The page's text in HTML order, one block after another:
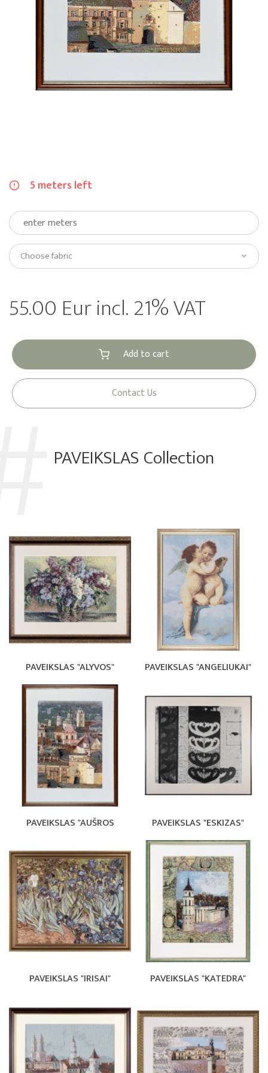
5 meters left
Choose fabric
55.00 Eur incl. 21% VAT
Add to cart
Contact Us
PAVEIKSLAS Collection
PAVEIKSLAS "ALYVOS" PAVEIKSLAS "ANGELIUKAI"
PAVEIKSLAS "AUŠROS PAVEIKSLAS "ESKIZAS"
PAVEIKSLAS "IRISAI" PAVEIKSLAS "KATEDRA"